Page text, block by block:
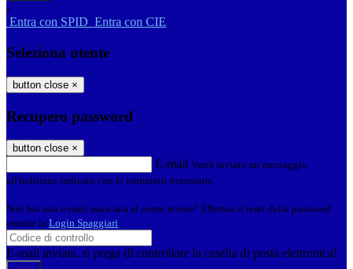
-
Entra con SPID Entra con CIE
Seleziona utente
button close ×
Recupero password
button close ×
E-mail Verrà inviato un messaggio
all'indirizzo indicato con le istruzioni necessarie.
Non hai una e-mail associata al nome utente? Effettua il reset della password
tramite la Login Spaggiari
E-mail inviata, si prega di controllare la casella di posta elettronica!